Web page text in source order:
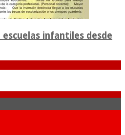
infantiles desde